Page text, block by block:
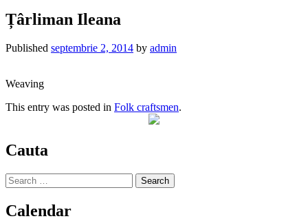
Țârliman Ileana
Published septembrie 2, 2014 by admin
Weaving
This entry was posted in Folk craftsmen.
Cauta
Search
for:
Calendar